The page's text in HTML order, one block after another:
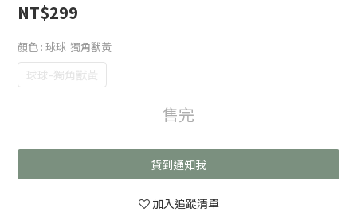
NT$299
顏色 : 球球-獨角獸黃
球球-獨角獸黃
售完
貨到通知我
加入追蹤清單